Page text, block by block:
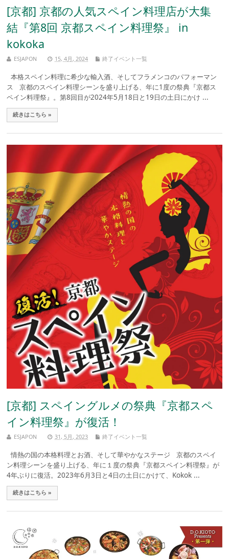
[京都] 京都の人気スペイン料理店が大集
結『第8回 京都スペイン料理祭』 in
kokoka
ESJAPON 15, 4月, 2024 終了イベント一覧
本格スペイン料理に希少な輸入酒、そしてフラメンコのパフォーマン
ス 京都のスペイン料理シーンを盛り上げる、年に1度の祭典『京都ス
ペイン料理祭』。第8回目が2024年5月18日と19日の土日にかけ ...
続きはこちら »
[京都] スペイングルメの祭典『京都スペ
イン料理祭』が復活！
ESJAPON 31, 5月, 2023 終了イベント一覧
情熱の国の本格料理とお酒、そして華やかなステージ 京都のスペイ
ン料理シーンを盛り上げる、年に１度の祭典『京都スペイン料理祭』が
4年ぶりに復活。2023年6月3日と4日の土日にかけて、Kokok ...
続きはこちら »